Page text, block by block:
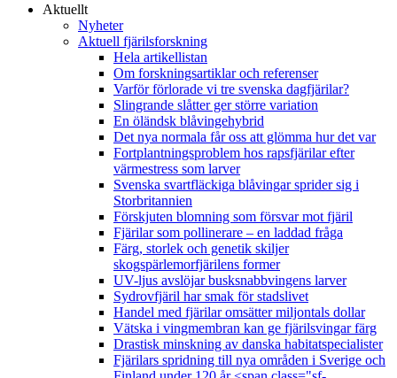
Aktuellt
Nyheter
Aktuell fjärilsforskning
Hela artikellistan
Om forskningsartiklar och referenser
Varför förlorade vi tre svenska dagfjärilar?
Slingrande slåtter ger större variation
En öländsk blåvingehybrid
Det nya normala får oss att glömma hur det var
Fortplantningsproblem hos rapsfjärilar efter
värmestress som larver
Svenska svartfläckiga blåvingar sprider sig i
Storbritannien
Förskjuten blomning som försvar mot fjäril
Fjärilar som pollinerare – en laddad fråga
Färg, storlek och genetik skiljer
skogspärlemorfjärilens former
UV-ljus avslöjar busksnabbvingens larver
Sydrovfjäril har smak för stadslivet
Handel med fjärilar omsätter miljontals dollar
Vätska i vingmembran kan ge fjärilsvingar färg
Drastisk minskning av danska habitatspecialister
Fjärilars spridning till nya områden i Sverige och